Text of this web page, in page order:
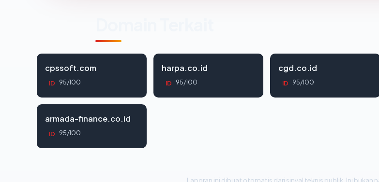
cpssoft.com
ID 95/100
harpa.co.id
ID 95/100
cgd.co.id
ID 95/100
armada-finance.co.id
ID 95/100
Laporan ini dibuat otomatis dari sinyal teknis publik. Ini bukan